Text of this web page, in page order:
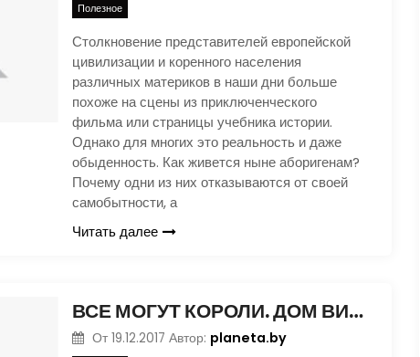
Полезное
Столкновение представителей европейской
цивилизации и коренного населения
различных материков в наши дни больше
похоже на сцены из приключенческого
фильма или страницы учебника истории.
Однако для многих это реальность и даже
обыденность. Как живется ныне аборигенам?
Почему одни из них отказываются от своей
самобытности, а
Читать далее
ВСЕ МОГУТ КОРОЛИ. ДОМ ВИНДЗОРОВ
От 19.12.2017 Автор: planeta.by